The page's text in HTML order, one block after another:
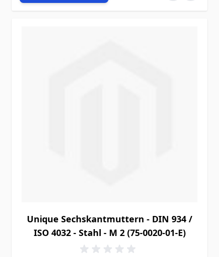
Unique Sechskantmuttern - DIN 934 /
ISO 4032 - Stahl - M 2 (75-0020-01-E)